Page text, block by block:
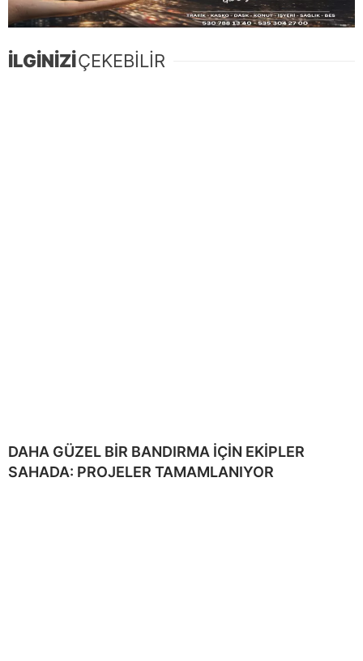
İLGİNİZİÇEKEBİLİR
DAHA GÜZEL BİR BANDIRMA İÇİN EKİPLER
SAHADA: PROJELER TAMAMLANIYOR